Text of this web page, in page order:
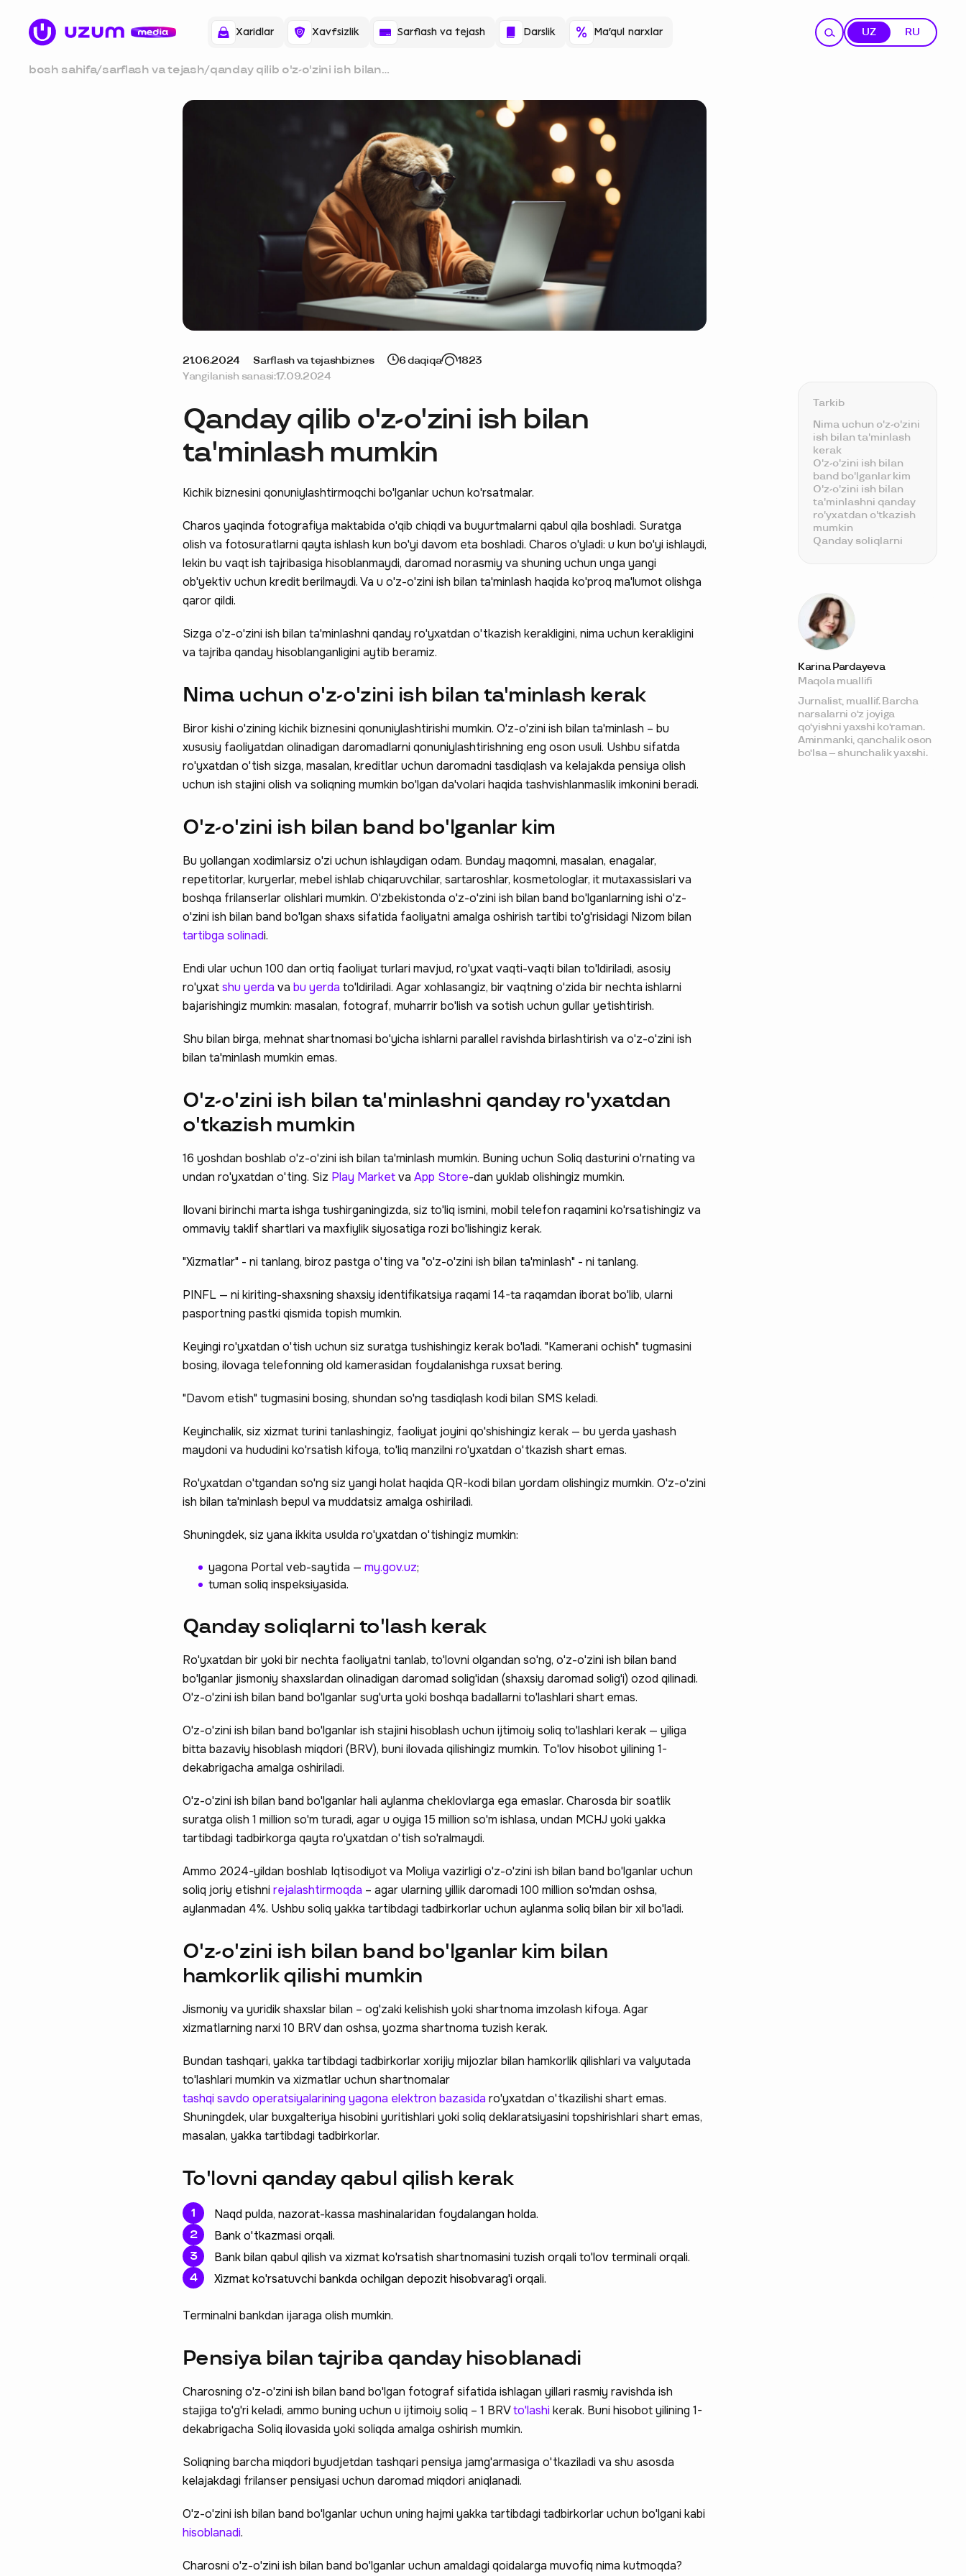
Xaridlar Xavfsizlik Sarflash va tejash Darslik Ma'qul narxlar UZ RU
bosh sahifa/sarflash va tejash/qanday qilib o'z-o'zini ish bilan
21.06.2024 Sarflash va tejashbiznes 6 daqiqa
1823
Yangilanish sanasi:17.09.2024
Qanday qilib o'z-o'zini ish bilan
ta'minlash mumkin
Kichik biznesini qonuniylashtirmoqchi bo'lganlar uchun ko'rsatmalar.
Charos yaqinda fotografiya maktabida o'qib chiqdi va buyurtmalarni qabul qila boshladi. Suratga
olish va fotosuratlarni qayta ishlash kun bo'yi davom eta boshladi. Charos o'yladi: u kun bo'yi ishlaydi,
lekin bu vaqt ish tajribasiga hisoblanmaydi, daromad norasmiy va shuning uchun unga yangi
ob'yektiv uchun kredit berilmaydi. Va u o'z-o'zini ish bilan ta'minlash haqida ko'proq ma'lumot olishga
qaror qildi.
Sizga o'z-o'zini ish bilan ta'minlashni qanday ro'yxatdan o'tkazish kerakligini, nima uchun kerakligini
va tajriba qanday hisoblanganligini aytib beramiz.
Nima uchun o'z-o'zini ish bilan ta'minlash kerak
Biror kishi o'zining kichik biznesini qonuniylashtirishi mumkin. O'z-o'zini ish bilan ta'minlash – bu
xususiy faoliyatdan olinadigan daromadlarni qonuniylashtirishning eng oson usuli. Ushbu sifatda
ro'yxatdan o'tish sizga, masalan, kreditlar uchun daromadni tasdiqlash va kelajakda pensiya olish
uchun ish stajini olish va soliqning mumkin bo'lgan da'volari haqida tashvishlanmaslik imkonini beradi.
O'z-o'zini ish bilan band bo'lganlar kim
Bu yollangan xodimlarsiz o'zi uchun ishlaydigan odam. Bunday maqomni, masalan, enagalar,
repetitorlar, kuryerlar, mebel ishlab chiqaruvchilar, sartaroshlar, kosmetologlar, it mutaxassislari va
boshqa frilanserlar olishlari mumkin. O'zbekistonda o'z-o'zini ish bilan band bo'lganlarning ishi o'z-
o'zini ish bilan band bo'lgan shaxs sifatida faoliyatni amalga oshirish tartibi to'g'risidagi Nizom bilan
tartibga solinadi.
Endi ular uchun 100 dan ortiq faoliyat turlari mavjud, ro'yxat vaqti-vaqti bilan to'ldiriladi, asosiy
ro'yxatshu yerda va bu yerda to'ldiriladi. Agar xohlasangiz, bir vaqtning o'zida bir nechta ishlarni
bajarishingiz mumkin: masalan, fotograf, muharrir bo'lish va sotish uchun gullar yetishtirish.
Shu bilan birga, mehnat shartnomasi bo'yicha ishlarni parallel ravishda birlashtirish va o'z-o'zini ish
bilan ta'minlash mumkin emas.
O'z-o'zini ish bilan ta'minlashni qanday ro'yxatdan
o'tkazish mumkin
16 yoshdan boshlab o'z-o'zini ish bilan ta'minlash mumkin. Buning uchun Soliq dasturini o'rnating va
undan ro'yxatdan o'ting. Siz Play Marketva App Store-dan yuklab olishingiz mumkin.
Ilovani birinchi marta ishga tushirganingizda, siz to'liq ismini, mobil telefon raqamini ko'rsatishingiz va
ommaviy taklif shartlari va maxfiylik siyosatiga rozi bo'lishingiz kerak.
"Xizmatlar" - ni tanlang, biroz pastga o'ting va "o'z-o'zini ish bilan ta'minlash" - ni tanlang.
PINFL — ni kiriting-shaxsning shaxsiy identifikatsiya raqami 14-ta raqamdan iborat bo'lib, ularni
pasportning pastki qismida topish mumkin.
Keyingi ro'yxatdan o'tish uchun siz suratga tushishingiz kerak bo'ladi. "Kamerani ochish" tugmasini
bosing, ilovaga telefonning old kamerasidan foydalanishga ruxsat bering.
"Davom etish" tugmasini bosing, shundan so'ng tasdiqlash kodi bilan SMS keladi.
Keyinchalik, siz xizmat turini tanlashingiz, faoliyat joyini qo'shishingiz kerak — bu yerda yashash
maydoni va hududini ko'rsatish kifoya, to'liq manzilni ro'yxatdan o'tkazish shart emas.
Ro'yxatdan o'tgandan so'ng siz yangi holat haqida QR-kodi bilan yordam olishingiz mumkin. O'z-o'zini
ish bilan ta'minlash bepul va muddatsiz amalga oshiriladi.
Shuningdek, siz yana ikkita usulda ro'yxatdan o'tishingiz mumkin:
yagona Portal veb-saytida — my.gov.uz;
tuman soliq inspeksiyasida.
Qanday soliqlarni to'lash kerak
Ro'yxatdan bir yoki bir nechta faoliyatni tanlab, to'lovni olgandan so'ng, o'z-o'zini ish bilan band
bo'lganlar jismoniy shaxslardan olinadigan daromad solig'idan (shaxsiy daromad solig'i) ozod qilinadi.
O'z-o'zini ish bilan band bo'lganlar sug'urta yoki boshqa badallarni to'lashlari shart emas.
O'z-o'zini ish bilan band bo'lganlar ish stajini hisoblash uchun ijtimoiy soliq to'lashlari kerak — yiliga
bitta bazaviy hisoblash miqdori (BRV), buni ilovada qilishingiz mumkin. To'lov hisobot yilining 1-
dekabrigacha amalga oshiriladi.
O'z-o'zini ish bilan band bo'lganlar hali aylanma cheklovlarga ega emaslar. Charosda bir soatlik
suratga olish 1 million so'm turadi, agar u oyiga 15 million so'm ishlasa, undan MCHJ yoki yakka
tartibdagi tadbirkorga qayta ro'yxatdan o'tish so'ralmaydi.
Ammo 2024-yildan boshlab Iqtisodiyot va Moliya vazirligi o'z-o'zini ish bilan band bo'lganlar uchun
soliq joriy etishni rejalashtirmoqda – agar ularning yillik daromadi 100 million so'mdan oshsa,
aylanmadan 4%. Ushbu soliq yakka tartibdagi tadbirkorlar uchun aylanma soliq bilan bir xil bo'ladi.
O'z-o'zini ish bilan band bo'lganlar kim bilan
hamkorlik qilishi mumkin
Jismoniy va yuridik shaxslar bilan – og'zaki kelishish yoki shartnoma imzolash kifoya. Agar
xizmatlarning narxi 10 BRV dan oshsa, yozma shartnoma tuzish kerak.
Bundan tashqari, yakka tartibdagi tadbirkorlar xorijiy mijozlar bilan hamkorlik qilishlari va valyutada
to'lashlari mumkin va xizmatlar uchun shartnomalar
tashqi savdo operatsiyalarining yagona elektron bazasida ro'yxatdan o'tkazilishi shart emas.
Shuningdek, ular buxgalteriya hisobini yuritishlari yoki soliq deklaratsiyasini topshirishlari shart emas,
masalan, yakka tartibdagi tadbirkorlar.
To'lovni qanday qabul qilish kerak
Naqd pulda, nazorat-kassa mashinalaridan foydalangan holda.
Bank o'tkazmasi orqali.
Bank bilan qabul qilish va xizmat ko'rsatish shartnomasini tuzish orqali to'lov terminali orqali.
Xizmat ko'rsatuvchi bankda ochilgan depozit hisobvarag'i orqali.
Terminalni bankdan ijaraga olish mumkin.
Pensiya bilan tajriba qanday hisoblanadi
Charosning o'z-o'zini ish bilan band bo'lgan fotograf sifatida ishlagan yillari rasmiy ravishda ish
stajiga to'g'ri keladi, ammo buning uchun u ijtimoiy soliq – 1 BRVto'lashikerak. Buni hisobot yilining 1-
dekabrigacha Soliq ilovasida yoki soliqda amalga oshirish mumkin.
Soliqning barcha miqdori byudjetdan tashqari pensiya jamg'armasiga o'tkaziladi va shu asosda
kelajakdagi frilanser pensiyasi uchun daromad miqdori aniqlanadi.
O'z-o'zini ish bilan band bo'lganlar uchun uning hajmi yakka tartibdagi tadbirkorlar uchun bo'lgani kabi
hisoblanadi.
Charosni o'z-o'zini ish bilan band bo'lganlar uchun amaldagi qoidalarga muvofiq nima kutmoqda?
Tarkib
Nima uchun o'z-o'zini
ish bilan ta'minlash
kerak
O'z-o'zini ish bilan
band bo'lganlar kim
O'z-o'zini ish bilan
ta'minlashni qanday
ro'yxatdan o'tkazish
mumkin
Qanday soliqlarni
bilan hamkorlik
qilishi mumkin
To'lovni qanday
qabul qilish kerak
Pensiya bilan tajriba
Daromad ma'lumotini
qanday olish mumkin
O'z-o'zini ish bilan
ta'minlash
maqomidan qanday
voz kechish kerak
Xulosa: o'z-o'zini ish
bilan ta'minlashning
Karina Pardayeva
Maqola muallifi
Jurnalist, muallif. Barcha
narsalarni o‘z joyiga
qo‘yishni yaxshi ko‘raman.
Aminmanki, qanchalik oson
bo‘lsa – shunchalik yaxshi.
so‘rovnomada qatnashing ❤️
boshlash